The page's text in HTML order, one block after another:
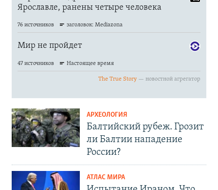
АРХЕОЛОГИЯ
Балтийский рубеж. Грозит
ли Балтии нападение
России?
АТЛАС МИРА